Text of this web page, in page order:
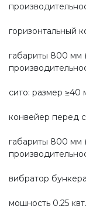
горизонтальный
габариты 800 мм
сито: размер ≥40
конвейер перед
габариты 800 мм
вибратор
мощность 0.25 квт.